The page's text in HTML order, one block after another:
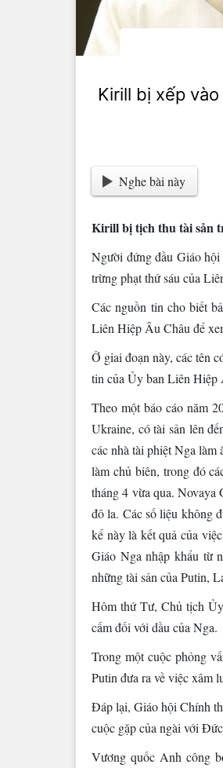
Kirill bị xếp
Nghe bài này
Kirill bị tịch thu tài sản
Người đứng đầu Giáo
trừng phạt thứ sáu của
Các nguồn tin cho biết
Liên Hiệp Âu Châu để
Ở giai đoạn này, các tên
tin của Ủy ban Liên Hiệp
Theo một báo cáo năm
Ukraine, có tài sản lên
các nhà tài phiệt Nga
làm chủ biên, trong đó
tháng 4 vừa qua.
đô la. Các số liệu không
kể này là kết quả của
Giáo Nga nhập khẩu từ
những tài sản của Putin,
Hôm thứ Tư, Chủ tịch
cấm đối với dầu của Nga.
Trong một cuộc phỏng
Putin đưa ra về việc xâm
Đáp lại, Giáo hội Chính
cuộc gặp của ngài với
Vương quốc Anh công